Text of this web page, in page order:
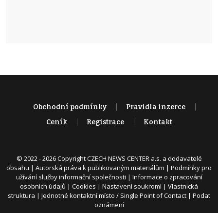
Obchodní podmínky
Pravidla inzerce
Ceník
Registrace Kontakt
© 2022 - 2026 Copyright CZECH NEWS CENTER a.s. a dodavatelé
obsahu | Autorská práva k publikovaným materiálům | Podmínky pro
užívání služby informační společnosti | Informace o zpracování
osobních údajů | Cookies | Nastavení soukromí | Vlastnická
struktura | Jednotné kontaktní místo / Single Point of Contact | Podat
oznámení